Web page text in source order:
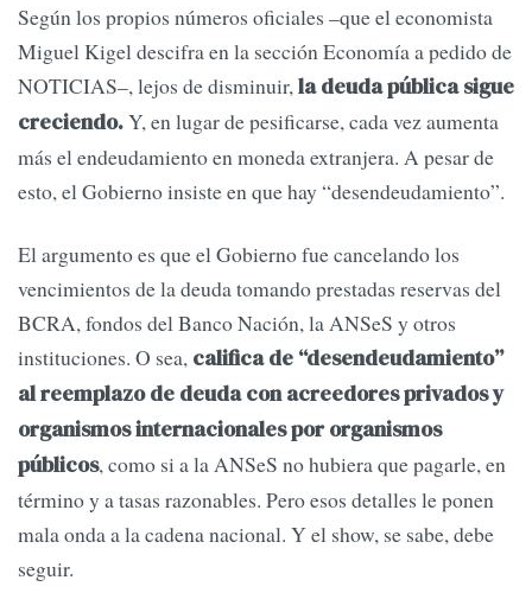
Según los propios números oficiales –que el economista
Miguel Kigel descifra en la sección Economía a pedido de
NOTICIAS–, lejos de disminuir,la deuda pública sigue
creciendo.Y, en lugar de pesificarse, cada vez aumenta
más el endeudamiento en moneda extranjera. A pesar de
esto, el Gobierno insiste en que hay “desendeudamiento”.
El argumento es que el Gobierno fue cancelando los
vencimientos de la deuda tomando prestadas reservas del
BCRA, fondos del Banco Nación, la ANSeS y otros
instituciones. O sea, califica de “desendeudamiento”
al reemplazo de deuda con acreedores privados y
organismos internacionales por organismos
públicos, como si a la ANSeS no hubiera que pagarle, en
término y a tasas razonables. Pero esos detalles le ponen
mala onda a la cadena nacional. Y el show, se sabe, debe
seguir.